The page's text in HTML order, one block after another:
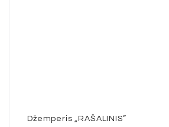
Džemperis „RAŠALINIS”